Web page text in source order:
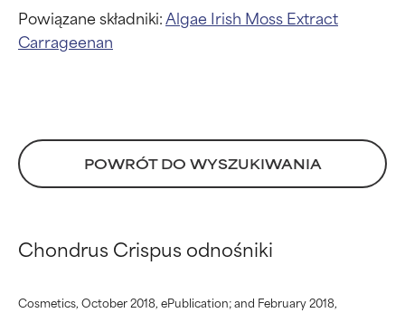
Powiązane składniki:Algae Irish Moss Extract
Carrageenan
POWRÓT DO WYSZUKIWANIA
Chondrus Crispus odnośniki
Cosmetics, October 2018, ePublication; and February 2018,
odpowiedni dla większości
typów skóry i problemów
tekstury, stabilności lub
penetracji formuły.
Ogólnie nie podrażnia, ale może
mieć problemy estetyczne,
ograniczają jego użyteczność.
odpowiedni dla większości
typów skóry i problemów
tekstury, stabilności lub
penetracji formuły.
Ogólnie nie podrażnia, ale może
mieć problemy estetyczne,
ograniczają jego użyteczność.